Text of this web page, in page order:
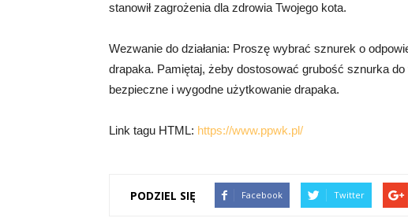
stanowił zagrożenia dla zdrowia Twojego kota.
Wezwanie do działania: Proszę wybrać sznurek o
drapaka. Pamiętaj, żeby dostosować grubość sznurka
bezpieczne i wygodne użytkowanie drapaka.
Link tagu HTML: https://www.ppwk.pl/
PODZIEL SIĘ Facebook Twitter